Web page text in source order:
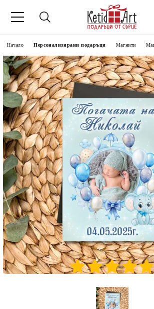
Начало Персонализирани подаръци Магнити